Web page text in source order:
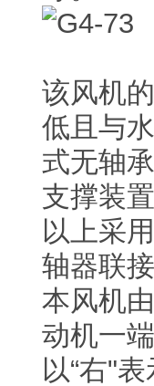
该风机
低且与
式无轴
支撑装
以上采
轴器联
本风机
动机一
以“右"